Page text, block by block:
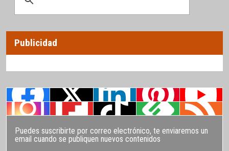
Publicidad
Puedes suscribirte por correo electrónico, te enviaremos un
email cuando se publiquen nuevos contenidos